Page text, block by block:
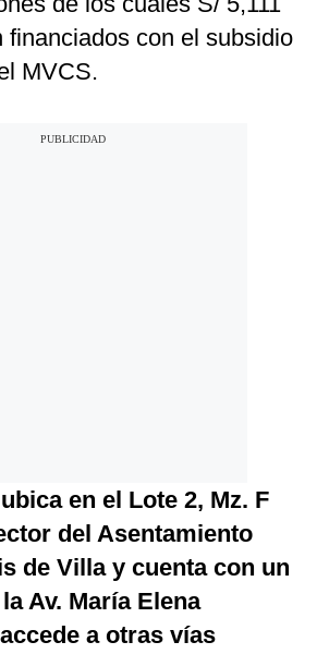
financiados con el subsidio
MVCS.
en el Lote 2, Mz. F
del Asentamiento
de Villa y cuenta con un
Av. María Elena
a otras vías